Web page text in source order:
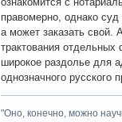
правомерно, однако
а может заказать свой.
трактования
широкое раздолье для
однозначного русского
"Оно, конечно, можно